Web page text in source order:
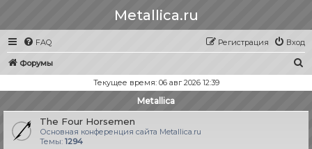
Metallica.ru
FAQ Вход
Регистрация
Форумы
с
Текущее время: 06 авг 2026 12:39
Metallica
The Four Horsemen
Основная конференция сайта Metallica.ru
Темы: 1294